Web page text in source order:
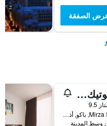
الصفقة
دينز إن بوتيك هوتل
9.5
Mirza Shafi Street 9, باكو, أذربيجان